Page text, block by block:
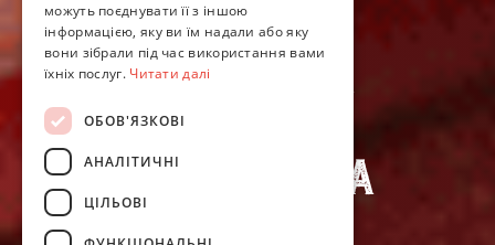
Новина 24.03.2025
Кукурудза
DANUBIA:
еволюційна
адаптація
можуть поєднувати її з іншою
інформацією, яку ви їм надали або яку
вони зібрали під час використання вами
їхніх послуг. Читати далі
ОБОВ'ЯЗКОВІ
АНАЛІТИЧНІ
ЦІЛЬОВІ